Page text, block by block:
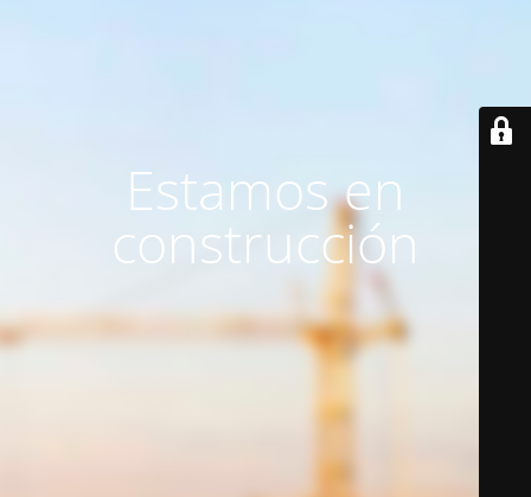
Estamos en
construcción